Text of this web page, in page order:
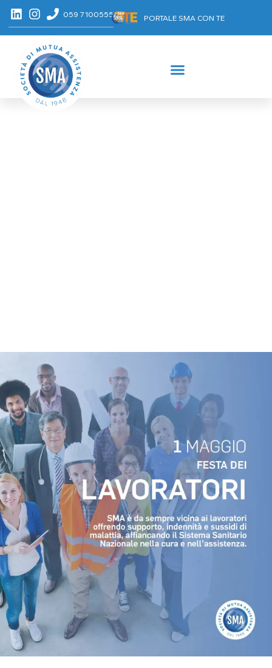
059 7100555 PORTALE SMA CON TE